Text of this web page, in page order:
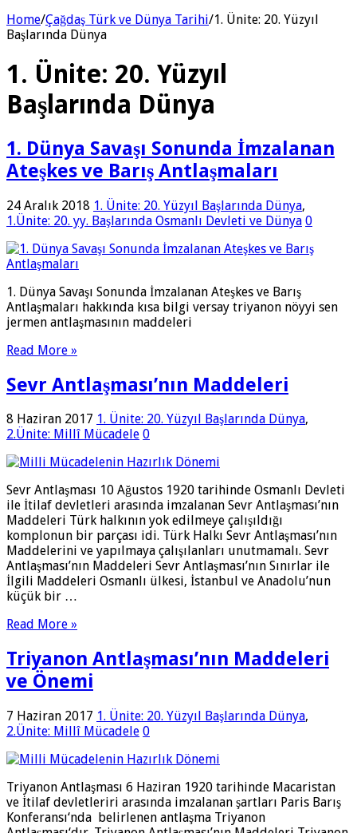
Home/Çağdaş Türk ve Dünya Tarihi/1. Ünite: 20. Yüzyıl
Başlarında Dünya
1. Ünite: 20. Yüzyıl
Başlarında Dünya
1. Dünya Savaşı Sonunda İmzalanan
Ateşkes ve Barış Antlaşmaları
24 Aralık 2018 1. Ünite: 20. Yüzyıl Başlarında Dünya,
1.Ünite: 20. yy. Başlarında Osmanlı Devleti ve Dünya 0
1. Dünya Savaşı Sonunda İmzalanan Ateşkes ve Barış
Antlaşmaları hakkında kısa bilgi versay triyanon nöyyi sen
jermen antlaşmasının maddeleri
Read More »
Sevr Antlaşması’nın Maddeleri
8 Haziran 2017 1. Ünite: 20. Yüzyıl Başlarında Dünya,
2.Ünite: Millî Mücadele 0
Sevr Antlaşması 10 Ağustos 1920 tarihinde Osmanlı Devleti
ile İtilaf devletleri arasında imzalanan Sevr Antlaşması’nın
Maddeleri Türk halkının yok edilmeye çalışıldığı
komplonun bir parçası idi. Türk Halkı Sevr Antlaşması’nın
Maddelerini ve yapılmaya çalışılanları unutmamalı. Sevr
Antlaşması’nın Maddeleri Sevr Antlaşması’nın Sınırlar ile
İlgili Maddeleri Osmanlı ülkesi, İstanbul ve Anadolu’nun
küçük bir …
Read More »
Triyanon Antlaşması’nın Maddeleri
ve Önemi
7 Haziran 2017 1. Ünite: 20. Yüzyıl Başlarında Dünya,
2.Ünite: Millî Mücadele 0
Triyanon Antlaşması 6 Haziran 1920 tarihinde Macaristan
ve İtilaf devletleriri arasında imzalanan şartları Paris Barış
Konferansı‘nda belirlenen antlaşma Triyanon